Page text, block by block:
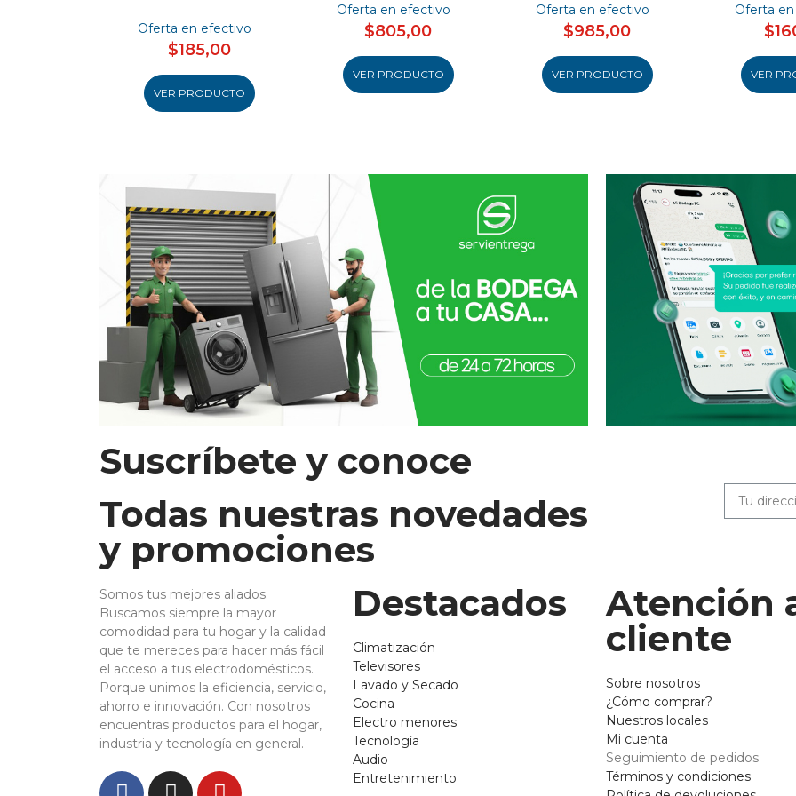
Oferta en efectivo
$185,00
VER PRODUCTO
Oferta en efectivo
$805,00
VER PRODUCTO
Oferta en efectivo
$985,00
VER PRODUCTO
Oferta
VER
Suscríbete y conoce
Todas nuestras novedades
y promociones
Somos tus mejores aliados.
Buscamos siempre la mayor
comodidad para tu hogar y la calidad
que te mereces para hacer más fácil
el acceso a tus electrodomésticos.
Porque unimos la eficiencia, servicio,
ahorro e innovación. Con nosotros
encuentras productos para el hogar,
industria y tecnología en general.
Destacados
Climatización
Televisores
Lavado y Secado
Cocina
Electro menores
Tecnología
Audio
Entretenimiento
Atención
cliente
Sobre nosotros
¿Cómo comprar?
Nuestros locales
Mi cuenta
Seguimiento de pedidos
Términos y condiciones